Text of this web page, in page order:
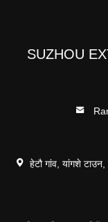
SUZHOU
हेटौ गांव, यांगशे